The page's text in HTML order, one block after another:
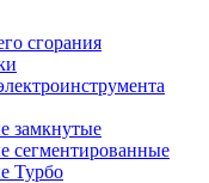
сгорания
замкнутые
сегментированные
Турбо